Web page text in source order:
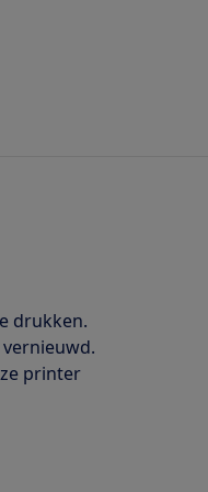
drukken.
printer